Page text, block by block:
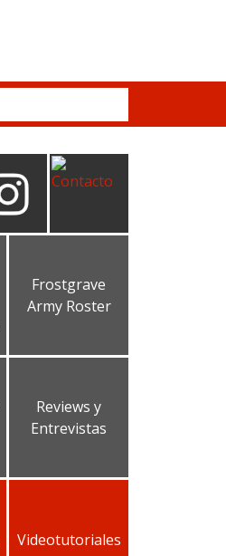
Frostgrave
Army Roster
Reviews y
Entrevistas
Videotutoriales